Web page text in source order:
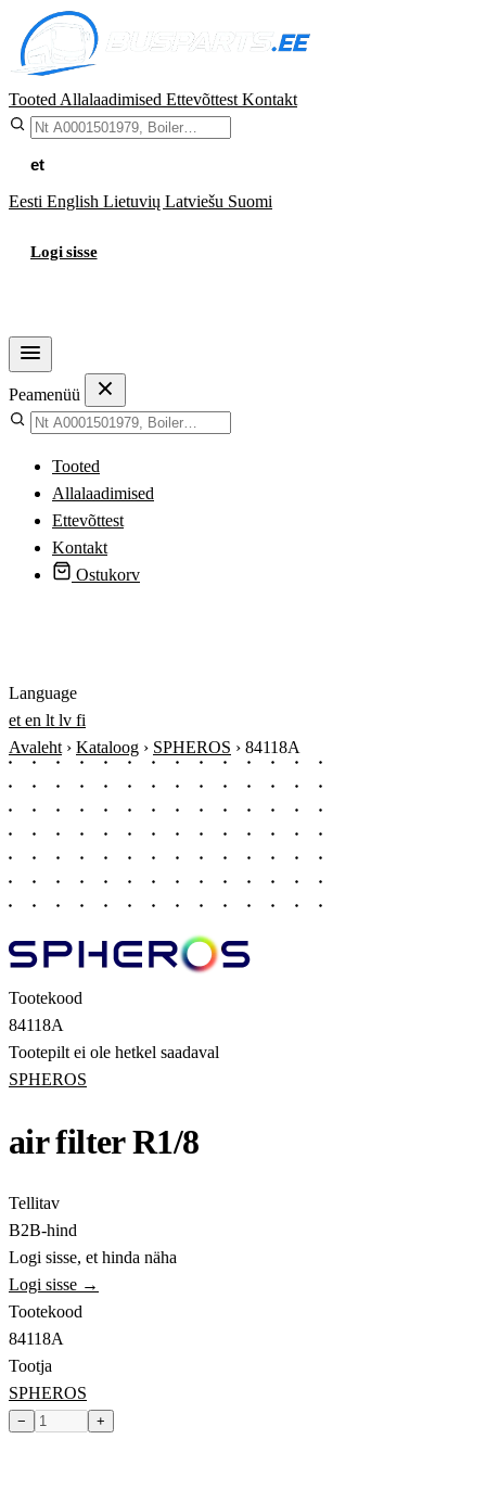
Tooted Allalaadimised Ettevõttest Kontakt
et
Eesti English Lietuvių Latviešu Suomi
Logi sisse
Peamenüü
Tooted
Allalaadimised
Ettevõttest
Kontakt
Ostukorv
Language
et en lt lv fi
Avaleht › Kataloog › SPHEROS › 84118A
Tootekood
84118A
Tootepilt ei ole hetkel saadaval
SPHEROS
air filter R1/8
Tellitav
B2B-hind
Logi sisse, et hinda näha
Logi sisse →
Tootekood
84118A
Tootja
SPHEROS
− +